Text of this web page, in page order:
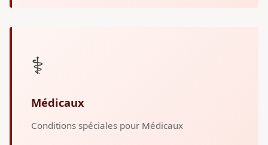
⚕️
Médicaux
Conditions spéciales pour Médicaux